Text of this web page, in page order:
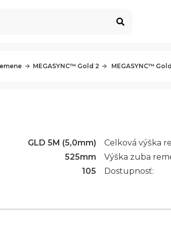
MEGASYNC™ Gold 2 MEGASYNC™
GLD 5M (5,0mm)
525mm
105
Celková výška
Výška zuba
Dostupnosť: